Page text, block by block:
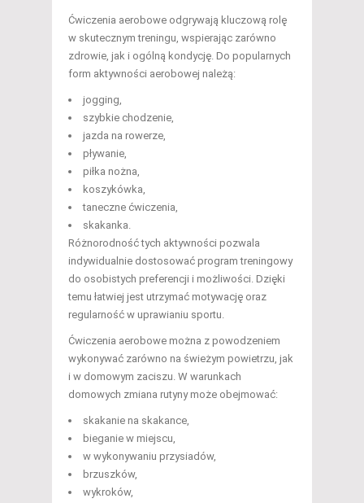
Ćwiczenia aerobowe odgrywają kluczową rolę
w skutecznym treningu, wspierając zarówno
zdrowie, jak i ogólną kondycję. Do popularnych
form aktywności aerobowej należą:
jogging,
szybkie chodzenie,
jazda na rowerze,
pływanie,
piłka nożna,
koszykówka,
taneczne ćwiczenia,
skakanka.
Różnorodność tych aktywności pozwala
indywidualnie dostosować program treningowy
do osobistych preferencji i możliwości. Dzięki
temu łatwiej jest utrzymać motywację oraz
regularność w uprawianiu sportu.
Ćwiczenia aerobowe można z powodzeniem
wykonywać zarówno na świeżym powietrzu, jak
i w domowym zaciszu. W warunkach
domowych zmiana rutyny może obejmować:
skakanie na skakance,
bieganie w miejscu,
w wykonywaniu przysiadów,
brzuszków,
wykroków,